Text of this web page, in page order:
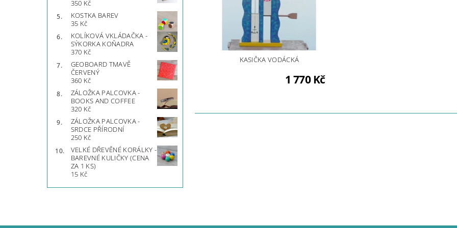
350 Kč
KOSTKA BAREV
35 Kč
KOLÍKOVÁ VKLÁDAČKA -
SÝKORKA KOŇADRA
370 Kč
GEOBOARD TMAVĚ
ČERVENÝ
360 Kč
ZÁLOŽKA PALCOVKA -
BOOKS AND COFFEE
320 Kč
ZÁLOŽKA PALCOVKA -
SRDCE PŘÍRODNÍ
250 Kč
VELKÉ DŘEVĚNÉ KORÁLKY -
BAREVNÉ KULIČKY (CENA
ZA 1 KS)
15 Kč
KASIČKA VODÁCKÁ
1 770 Kč